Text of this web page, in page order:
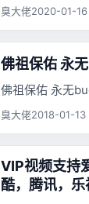
臭大佬2020-01-
佛祖保佑 永
佛祖保佑 永无
臭大佬2018-01-13
VIP视频支持
酷，腾讯，乐